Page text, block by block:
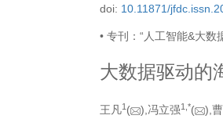
doi: 10.11871/
• 专刊：“人工智能&大数
大数据驱动的
王凡1 ( ),冯立强1, *( ),